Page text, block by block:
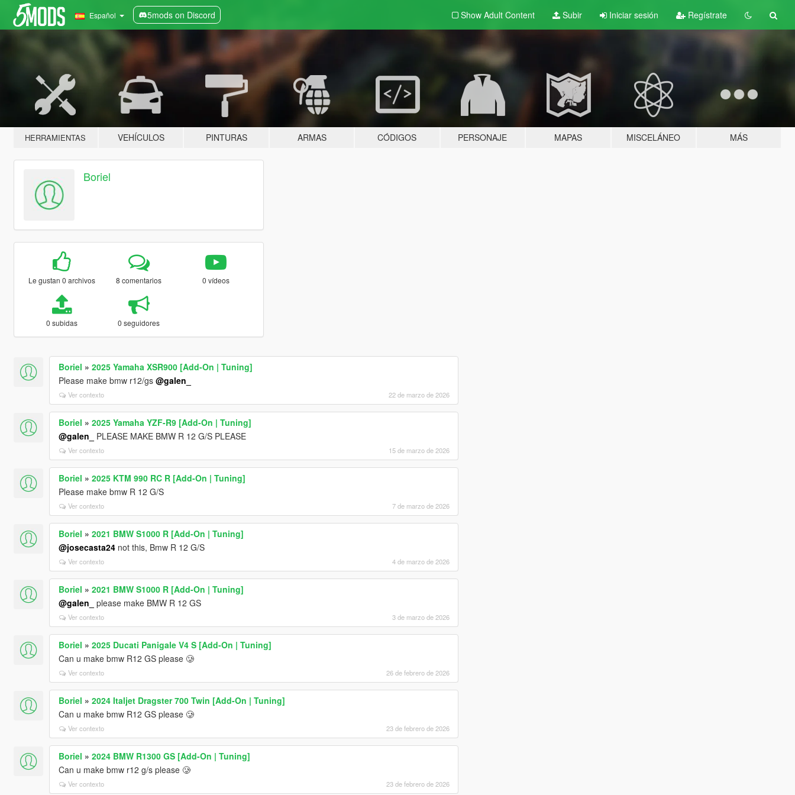
Español 5mods on Discord Show Adult Content Subir Iniciar sesión Regístrate
HERRAMIENTAS VEHÍCULOS PINTURAS ARMAS CÓDIGOS PERSONAJE MAPAS MISCELÁNEO MÁS
Boriel
Le gustan 0 archivos 8 comentarios 0 vídeos
0 subidas 0 seguidores
Boriel » 2025 Yamaha XSR900 [Add-On | Tuning]
Please make bmw r12/gs @galen_
Ver contexto 22 de marzo de 2026
Boriel » 2025 Yamaha YZF-R9 [Add-On | Tuning]
@galen_
PLEASE MAKE BMW R 12 G/S PLEASE
Ver contexto 15 de marzo de 2026
Boriel » 2025 KTM 990 RC R [Add-On | Tuning]
Please make bmw R 12 G/S
Ver contexto 7 de marzo de 2026
Boriel » 2021 BMW S1000 R [Add-On | Tuning]
@josecasta24not this, Bmw R 12 G/S
Ver contexto 4 de marzo de 2026
Boriel » 2021 BMW S1000 R [Add-On | Tuning]
@galen_
please make BMW R 12 GS
Ver contexto 3 de marzo de 2026
Boriel » 2025 Ducati Panigale V4 S [Add-On | Tuning]
Can u make bmw R12 GS please 🥲
Ver contexto 26 de febrero de 2026
Boriel » 2024 Italjet Dragster 700 Twin [Add-On | Tuning]
Can u make bmw R12 GS please 🥲
Ver contexto 23 de febrero de 2026
Boriel » 2024 BMW R1300 GS [Add-On | Tuning]
Can u make bmw r12 g/s please 🥲
Ver contexto 23 de febrero de 2026